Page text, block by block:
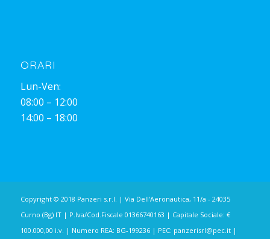
ORARI
Lun-Ven:
08:00 – 12:00
14:00 – 18:00
Copyright © 2018 Panzeri s.r.l. | Via Dell’Aeronautica, 11/a - 24035
Curno (Bg) IT | P.Iva/Cod.Fiscale 01366740163 | Capitale Sociale: €
100.000,00 i.v. | Numero REA: BG-199236 | PEC: panzerisrl@pec.it|